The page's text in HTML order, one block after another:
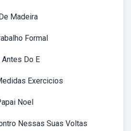
Madeira
Formal
Do E
Exercicios
Noel
Nessas Suas Voltas